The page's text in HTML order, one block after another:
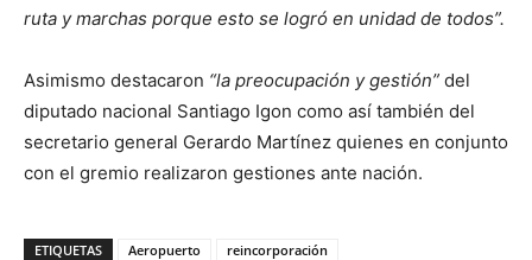
ruta y marchas porque esto se logró en unidad de todos”.
Asimismo destacaron “la preocupación y gestión” del
diputado nacional Santiago Igon como así también del
secretario general Gerardo Martínez quienes en conjunto
con el gremio realizaron gestiones ante nación.
ETIQUETAS Aeropuerto
reincorporación